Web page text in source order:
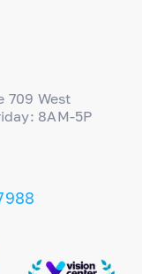
709 West
8AM-5P